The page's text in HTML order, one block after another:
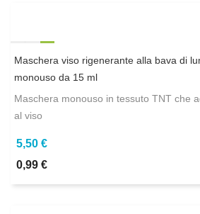
Maschera viso rigenerante alla bava di
monouso da 15 ml
Maschera monouso in tessuto TNT che
al viso
5,50 €
0,99 €